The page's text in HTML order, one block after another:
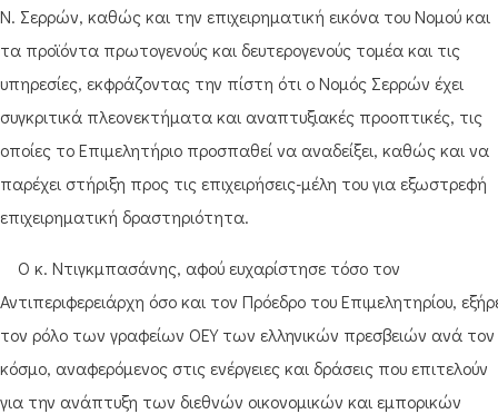
Ν. Σερρών, καθώς και την επιχειρηματική εικόνα του Νομού και
τα προϊόντα πρωτογενούς και δευτερογενούς τομέα και τις
υπηρεσίες, εκφράζοντας την πίστη ότι ο Νομός Σερρών έχει
συγκριτικά πλεονεκτήματα και αναπτυξιακές προοπτικές, τις
οποίες το Επιμελητήριο προσπαθεί να αναδείξει, καθώς και να
παρέχει στήριξη προς τις επιχειρήσεις-μέλη του για εξωστρεφή
επιχειρηματική δραστηριότητα.
Ο κ. Ντιγκμπασάνης, αφού ευχαρίστησε τόσο τον
Αντιπεριφερειάρχη όσο και τον Πρόεδρο του Επιμελητηρίου,
τον ρόλο των γραφείων ΟΕΥ των ελληνικών πρεσβειών ανά τον
κόσμο, αναφερόμενος στις ενέργειες και δράσεις που επιτελούν
για την ανάπτυξη των διεθνών οικονομικών και εμπορικών